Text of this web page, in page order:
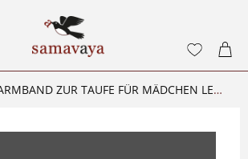
ARMBAND ZUR TAUFE FÜR MÄDCHEN LEBENSBÄUMCHEN 925 SILBER NAMENSARMBAND TAUFSCHMUCK MIT GRAVUR LEBENSB